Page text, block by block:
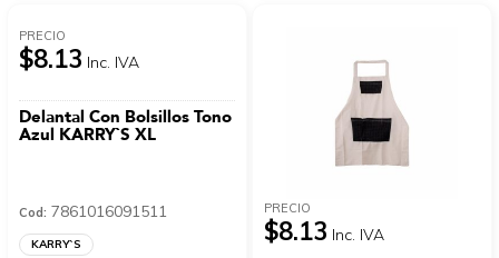
PRECIO
$8.13 Inc. IVA
Delantal Con Bolsillos Tono
Azul KARRY`S XL
Cod: 7861016091511
KARRY`S
PRECIO
$8.13 Inc. IVA